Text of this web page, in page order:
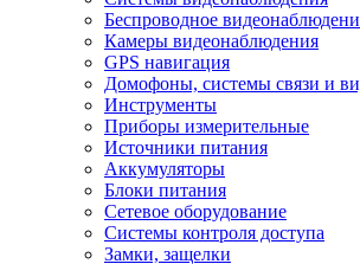
Беспроводное
Камеры видеонаблюдения
GPS навигация
Домофоны, системы связи и
Инструменты
Приборы измерительные
Источники питания
Аккумуляторы
Блоки питания
Сетевое оборудование
Системы контроля доступа
Замки, защелки